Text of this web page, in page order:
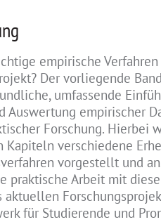
empirische
Der vorliegende
umfassende
Auswertung empirischer
Forschung. Hierbei
Kapiteln verschiedene
vorgestellt und
praktische Arbeit mit
aktuellen
für Studierende und